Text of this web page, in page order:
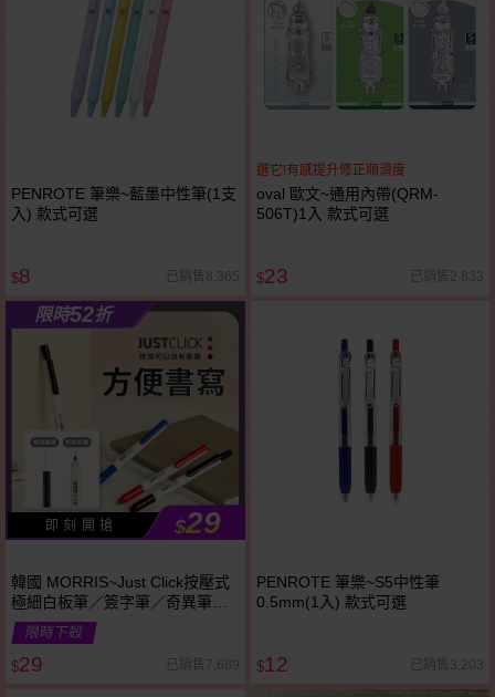
PENROTE 筆樂~藍墨中性筆(1支
入) 款式可選
$8 已銷售8,365
選它!有感提升修正順滑度
oval 歐文~通用內帶(QRM-
506T)1入 款式可選
$23 已銷售2,833
限時52折
即 刻 開 搶 $29
韓國 MORRIS~Just Click按壓式
極細白板筆／簽字筆／奇異筆／
螢光筆(1支入) 款式可選
限時下殺
$29 已銷售7,689
PENROTE 筆樂~S5中性筆
0.5mm(1入) 款式可選
$12 已銷售3,203